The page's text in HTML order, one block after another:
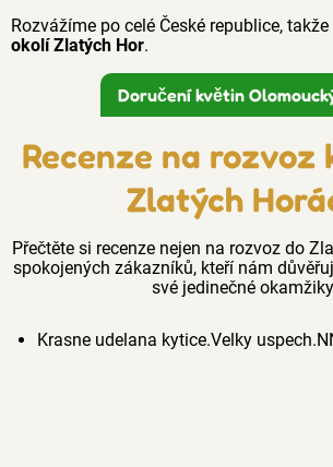
Rozvážíme po celé České republice,
okolí Zlatých Hor.
Doručení květin
Recenze na rozvoz
Zlatých
Přečtěte si recenze nejen na rozvoz do
spokojených zákazníků, kteří nám
své jedinečné
Krasne udelana kytice.Velky